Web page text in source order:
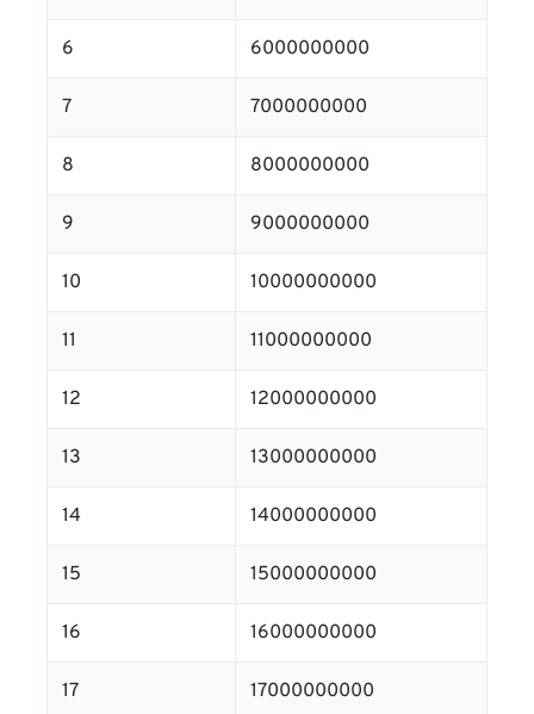
6 6000000000
7 7000000000
8 8000000000
9 9000000000
10 10000000000
11 11000000000
12 12000000000
13 13000000000
14 14000000000
15 15000000000
16 16000000000
17 17000000000